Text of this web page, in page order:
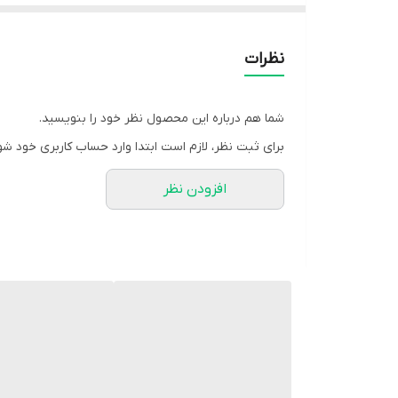
استین از کنار یقه 70
بازو 38
نظرات
شما هم درباره این محصول نظر خود را بنویسید.
برای ثبت نظر، لازم است ابتدا وارد حساب کاربری خود
افزودن نظر